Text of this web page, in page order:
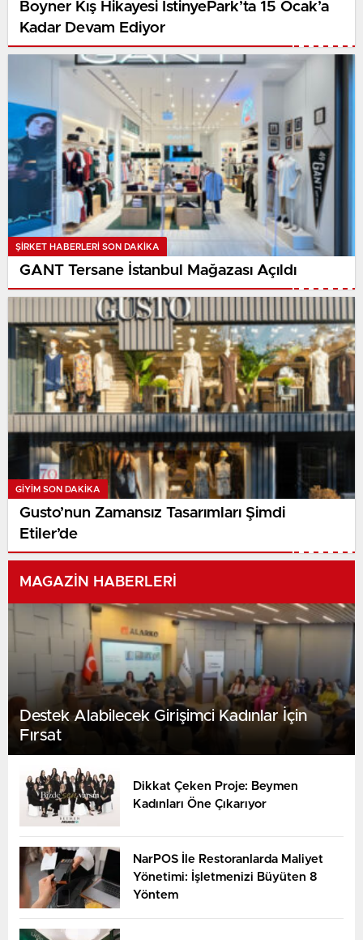
Boyner Kış Hikayesi İstinyePark’ta 15 Ocak’a
Kadar Devam Ediyor
ŞIRKET HABERLERI SON DAKİKA
GANT Tersane İstanbul Mağazası Açıldı
GIYIM SON DAKİKA
Gusto’nun Zamansız Tasarımları Şimdi
Etiler’de
MAGAZİN HABERLERİ
Destek Alabilecek Girişimci Kadınlar İçin
Fırsat
Dikkat Çeken Proje: Beymen
Kadınları Öne Çıkarıyor
NarPOS İle Restoranlarda Maliyet
Yönetimi: İşletmenizi Büyüten 8
Yöntem